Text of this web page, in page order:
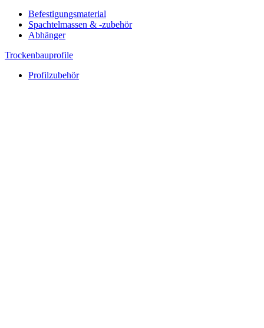
Befestigungsmaterial
Spachtelmassen & -zubehör
Abhänger
Trockenbauprofile
Profilzubehör